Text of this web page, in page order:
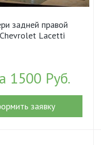
задней правой
Lacetti
1500 Руб.
заявку